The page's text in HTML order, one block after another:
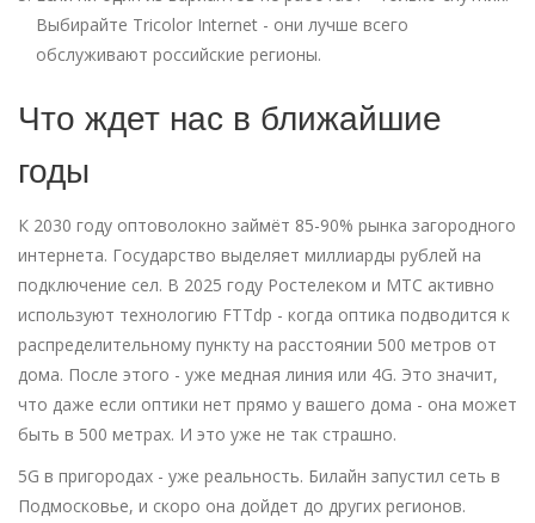
Выбирайте Tricolor Internet - они лучше всего
обслуживают российские регионы.
Что ждет нас в ближайшие
годы
К 2030 году оптоволокно займёт 85-90% рынка загородного
интернета. Государство выделяет миллиарды рублей на
подключение сел. В 2025 году Ростелеком и МТС активно
используют технологию FTTdp - когда оптика подводится к
распределительному пункту на расстоянии 500 метров от
дома. После этого - уже медная линия или 4G. Это значит,
что даже если оптики нет прямо у вашего дома - она может
быть в 500 метрах. И это уже не так страшно.
5G в пригородах - уже реальность. Билайн запустил сеть в
Подмосковье, и скоро она дойдет до других регионов.